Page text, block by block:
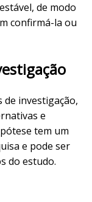
de modo
confirmá-la ou
investigação,
e
tem um
e pode ser
do estudo.